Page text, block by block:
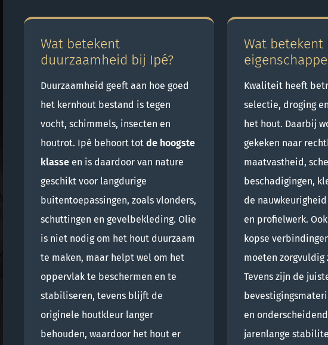
Wat betekent
duurzaamheid bij Ipé?
Duurzaamheid geeft aan hoe goed
het kernhout bestand is tegen
vocht, schimmels, insecten en
houtrot. Ipé behoort tot de hoogste
klasse en is daardoor van nature
geschikt voor langdurige
buitentoepassingen, zoals vlonders,
schuttingen en gevelbekleding. Olie
is niet nodig om het hout duurzaam
te maken, maar helpt wel om het
oppervlak te beschermen en te
stabiliseren, tevens blijft de
originele houtkleur langer
behouden, waardoor het hout er
Wat
Kwaliteit heeft
selectie, droging
het hout. Daarbij
gekeken naar
maatvastheid,
beschadigingen,
de
en profielwerk.
kopse
moeten zorgvuldig
Tevens zijn de
en
jarenlange